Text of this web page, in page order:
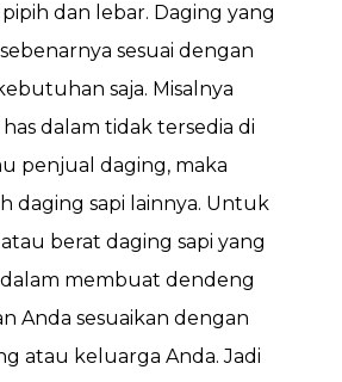
dan lebar. Daging yang
sesuai dengan
saja. Misalnya
dalam tidak tersedia di
penjual daging, maka
daging sapi lainnya. Untuk
berat daging sapi yang
membuat dendeng
Anda sesuaikan dengan
atau keluarga Anda. Jadi